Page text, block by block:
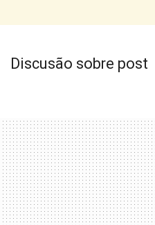
Discusão sobre post